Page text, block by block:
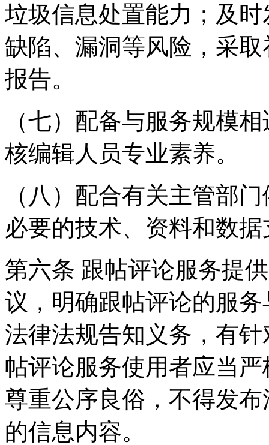
垃圾信息处置能力；及
缺陷、漏洞等风险，采
报告。
（七）配备与服务规模
核编辑人员专业素养。
（八）配合有关主管部
必要的技术、资料和数
第六条 跟帖评论服务提
议，明确跟帖评论的服
法律法规告知义务，有
帖评论服务使用者应当
尊重公序良俗，不得发
的信息内容。